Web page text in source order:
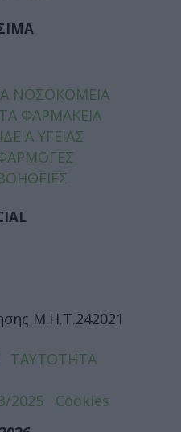
ΝΟΣΟΚΟΜΕΙΑ
ΦΑΡΜΑΚΕΙΑ
ΥΓΕΙΑΣ
Μ.Η.Τ.242021
ΤΑΥΤΟΤΗΤΑ
2025
Cookies